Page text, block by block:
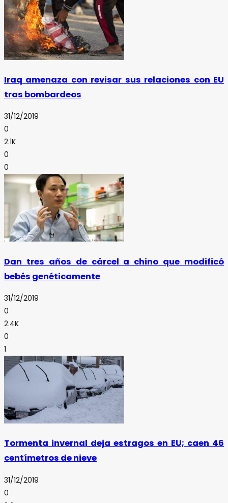
Iraq amenaza con revisar sus relaciones con EU
tras bombardeos
31/12/2019
0
2.1K
0
0
Dan tres años de cárcel a chino que modificó
bebés genéticamente
31/12/2019
0
2.4K
0
1
Tormenta invernal deja estragos en EU; caen 46
centímetros de nieve
31/12/2019
0